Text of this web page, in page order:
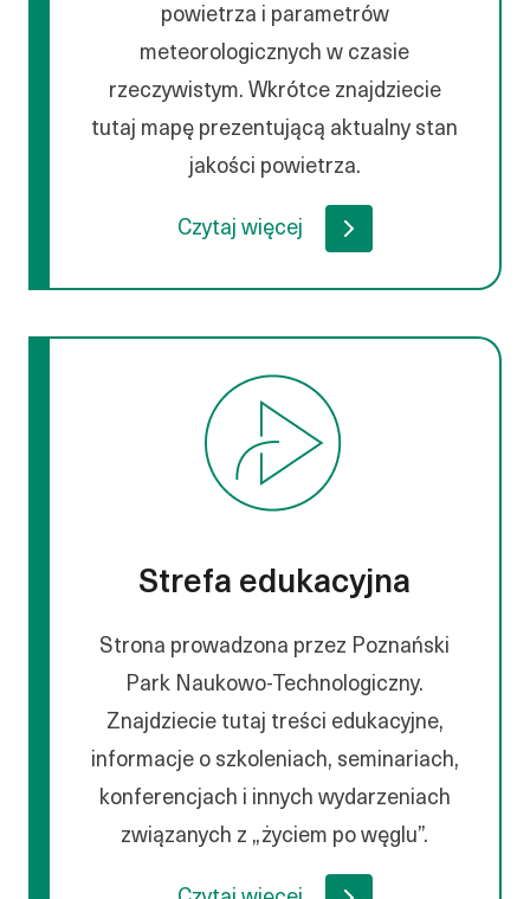
powietrza i parametrów
meteorologicznych w czasie
rzeczywistym. Wkrótce znajdziecie
tutaj mapę prezentującą aktualny stan
jakości powietrza.
Czytaj więcej
Strefa edukacyjna
Strona prowadzona przez Poznański
Park Naukowo-Technologiczny.
Znajdziecie tutaj treści edukacyjne,
informacje o szkoleniach, seminariach,
konferencjach i innych wydarzeniach
związanych z „życiem po węglu”.